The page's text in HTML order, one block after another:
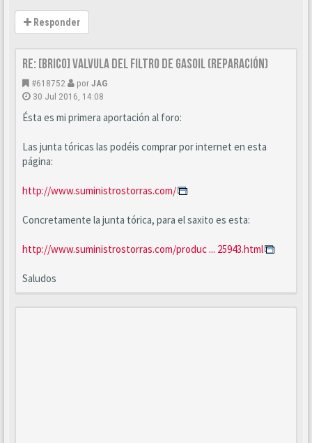
Responder
Re: [BRICO] Valvula del filtro de gasoil (reparación)
#618752 porJAG
30 Jul 2016, 14:08
Ésta es mi primera aportación al foro:
Las junta tóricas las podéis comprar por internet en esta
página:
http://www.suministrostorras.com/
Concretamente la junta tórica, para el saxito es esta:
http://www.suministrostorras.com/produc ... 25943.html
Saludos